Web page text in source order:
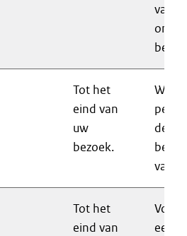
van
Tot het
eind van
uw
bezoek.
de
van
Tot het
eind van
een